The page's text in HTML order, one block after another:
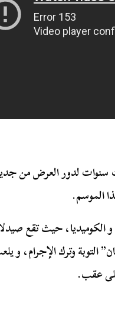
سنوات لدور العرض من
الموسم.
الكوميديا، حيث تقع
وترك الإجرام، و
عقب.